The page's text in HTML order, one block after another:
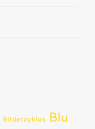
Bilderzyklus Blu